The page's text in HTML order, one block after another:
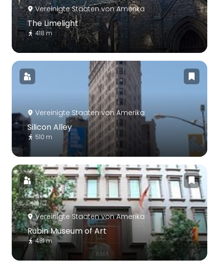
Vereinigte Staaten von Amerika
The Limelight
418 m
Vereinigte Staaten von Amerika
Silicon Alley
510 m
Vereinigte Staaten von Amerika
Rubin Museum of Art
481 m